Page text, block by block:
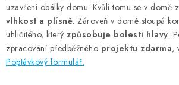
O nás Reference a zkušenosti
Rady a
Doprava a platba
Kontakty
uzavření obálky domu. Kvůli tomu se v domě
vlhkost a plísně. Zároveň v domě stoupá
uhličitého, který způsobuje bolesti hlavy.
zpracování předběžného projektu zdarma,
Poptávkový formulář.